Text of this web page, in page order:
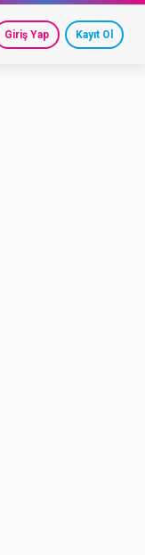
Giriş Yap Kayıt Ol